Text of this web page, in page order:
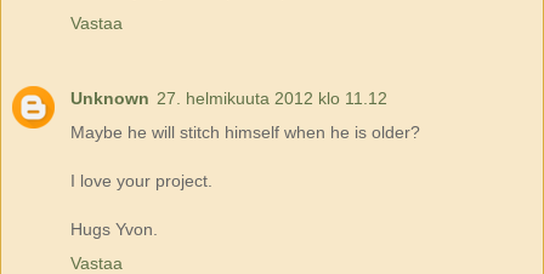
Vastaa
Unknown 27. helmikuuta 2012 klo 11.12
Maybe he will stitch himself when he is older?
I love your project.
Hugs Yvon.
Vastaa